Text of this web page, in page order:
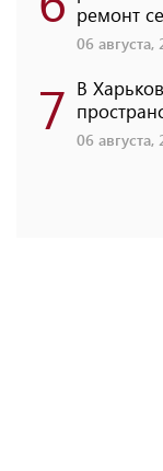
ремонт
06
7 В
06 августа,